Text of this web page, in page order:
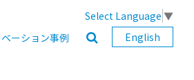
Select Language ▼
ーション事例 English